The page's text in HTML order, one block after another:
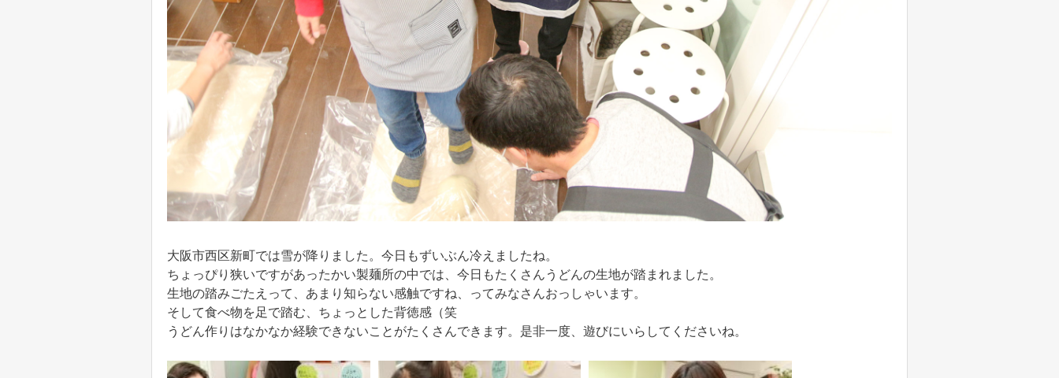
大阪市西区新町では雪が降りました。今日もずいぶん冷えましたね。
ちょっぴり狭いですがあったかい製麺所の中では、今日もたくさんうどんの生地が踏まれました。
生地の踏みごたえって、あまり知らない感触ですね、ってみなさんおっしゃいます。
そして食べ物を足で踏む、ちょっとした背徳感（笑
うどん作りはなかなか経験できないことがたくさんできます。是非一度、遊びにいらしてくださいね。